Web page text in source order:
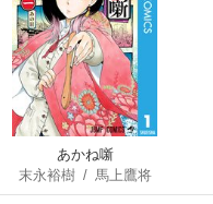
あかね噺
末永裕樹/ 馬上鷹将